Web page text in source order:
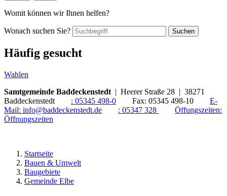
Womit können wir Ihnen helfen?
Wonach suchen Sie? Suchen
Häufig gesucht
Wahlen
Samtgemeinde Baddeckenstedt | Heerer Straße 28 | 38271
Baddeckenstedt : 05345 498-0 Fax: 05345 498-10
E-
Mail: info@baddeckenstedt.de : 05347 328
Öffungszeiten:
Öffnungszeiten
Startseite
Bauen & Umwelt
Baugebiete
Gemeinde Elbe